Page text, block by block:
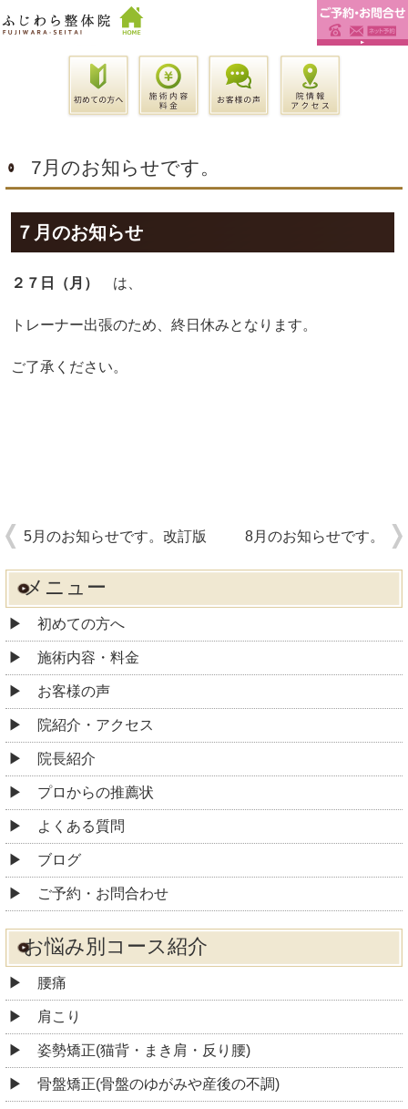
7月のお知らせです。
７月のお知らせ
２７日（月） は、
トレーナー出張のため、終日休みとなります。
ご了承ください。
5月のお知らせです。改訂版 8月のお知らせです。
メニュー
初めての方へ
施術内容・料金
お客様の声
院紹介・アクセス
院長紹介
プロからの推薦状
よくある質問
ブログ
ご予約・お問合わせ
お悩み別コース紹介
腰痛
肩こり
姿勢矯正(猫背・まき肩・反り腰)
骨盤矯正(骨盤のゆがみや産後の不調)